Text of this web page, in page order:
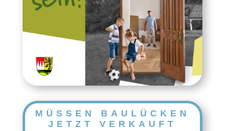
MÜSSEN BAULÜCKEN
JETZT VERKAUFT